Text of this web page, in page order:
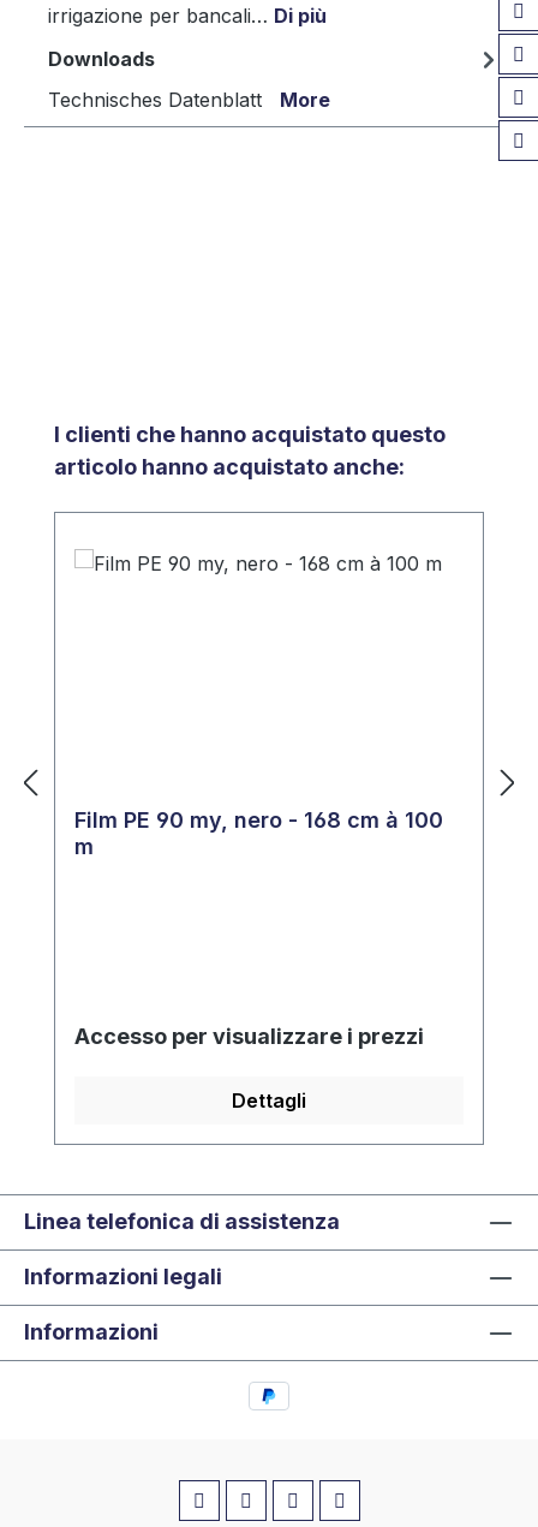
irrigazione per bancali… Di più
Downloads
Technisches Datenblatt More
Salta la galleria dei prodotti
I clienti che hanno acquistato questo
articolo hanno acquistato anche:
Film PE 90 my, nero - 168 cm à 100
m
Accesso per visualizzare i prezzi
Dettagli
Linea telefonica di assistenza
Informazioni legali
Informazioni